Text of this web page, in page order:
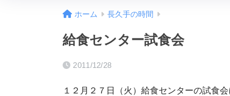
ホーム 長久手の時間
給食センター試食会
2011/12/28
１２月２７日（火）給食センターの試食